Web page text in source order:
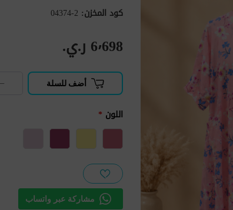
كود المخزن: 2-04374
6٬698 ر.ي.‏
أضف للسلة
اللون *
مشاركة عبر واتساب